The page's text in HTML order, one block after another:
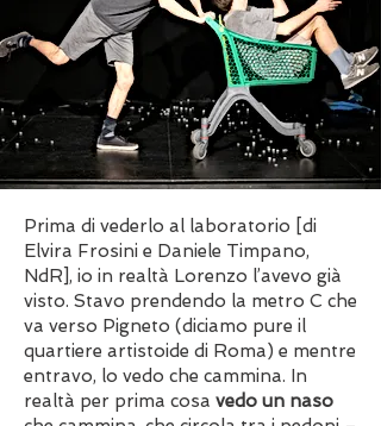
Prima di vederlo al laboratorio [di
Elvira Frosini e Daniele Timpano,
NdR], io in realtà Lorenzo l’avevo già
visto. Stavo prendendo la metro C che
va verso Pigneto (diciamo pure il
quartiere artistoide di Roma) e mentre
entravo, lo vedo che cammina. In
realtà per prima cosa vedo un naso